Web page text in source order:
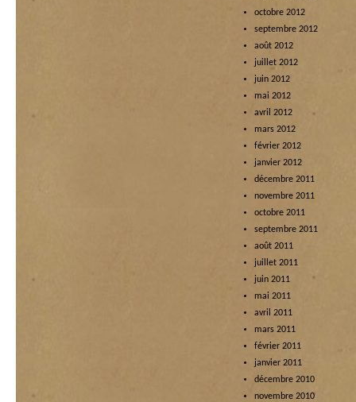
octobre 2012
septembre 2012
août 2012
juillet 2012
juin 2012
mai 2012
avril 2012
mars 2012
février 2012
janvier 2012
décembre 2011
novembre 2011
octobre 2011
septembre 2011
août 2011
juillet 2011
juin 2011
mai 2011
avril 2011
mars 2011
février 2011
janvier 2011
décembre 2010
novembre 2010